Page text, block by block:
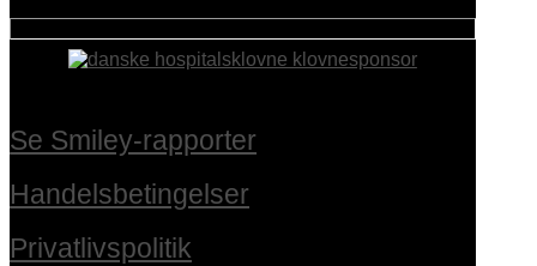
Se Smiley-rapporter
Handelsbetingelser
Privatlivspolitik